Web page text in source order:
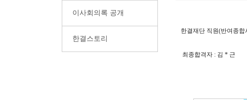
이사회의록 공개
한결스토리
한결재단 직원(반여종
최종합격자 : 김 * 근